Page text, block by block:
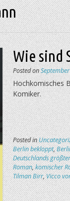
Wie sind
Posted on
Hochkomisches
Komiker.
Posted in
Berlin bekloppt,
Deutschlands
Roman,komischer
Tilman Birr,Vicco